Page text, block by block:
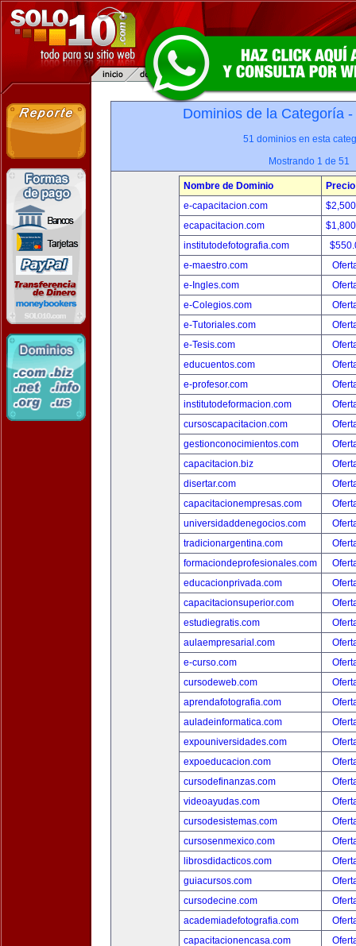
Dominios de la Categoría -
51 dominios en esta
Mostrando 1 de 51
Nombre de Dominio
Precio
e-capacitacion.com
ecapacitacion.com
institutodefotografia.com
e-maestro.com
e-Ingles.com
e-Colegios.com
e-Tutoriales.com
e-Tesis.com
educuentos.com
e-profesor.com
institutodeformacion.com
cursoscapacitacion.com
gestionconocimientos.com
capacitacion.biz
disertar.com
capacitacionempresas.com
universidaddenegocios.com
tradicionargentina.com
formaciondeprofesionales.com
educacionprivada.com
capacitacionsuperior.com
estudiegratis.com
aulaempresarial.com
e-curso.com
cursodeweb.com
aprendafotografia.com
auladeinformatica.com
expouniversidades.com
expoeducacion.com
cursodefinanzas.com
videoayudas.com
cursodesistemas.com
cursosenmexico.com
librosdidacticos.com
guiacursos.com
cursodecine.com
academiadefotografia.com
capacitacionencasa.com